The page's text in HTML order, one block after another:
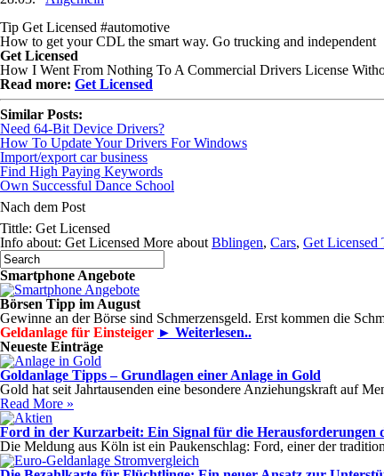
Tip Get Licensed #automotive
How to get your CDL the smart way. Go trucking and independent
Get Licensed
How I Went From Nothing To A Commercial Drivers License
Read more: Get Licensed
Similar Posts:
Need 64-Bit Device Drivers?
How To Update Your Drivers For Windows
Import/export car business
Find High Paying Keywords
Own Successful Dance School
Nach dem Post
Tittle: Get Licensed
Info about: Get Licensed More about Bblingen, Cars, Get Licensed
Smartphone Angebote
Börsen Tipp im August
Gewinne an der Börse sind Schmerzensgeld. Erst kommen die
Geldanlage für Einsteiger ► Weiterlesen..
Neueste Einträge
Goldanlage Tipps – Grundlagen einer Anlage in Gold
Gold hat seit Jahrtausenden eine besondere Anziehungskraft auf
Read More »
Ford in der Kurzarbeit: Ein Signal für die Herausforderungen
Die Meldung aus Köln ist ein Paukenschlag: Ford, einer der